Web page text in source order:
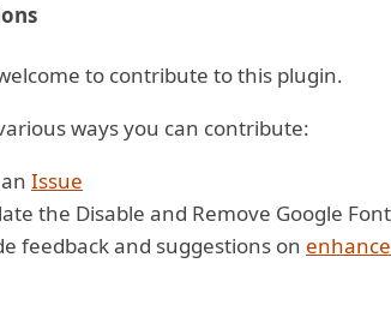
to contribute to this plugin.
ways you can contribute:
Issue
the Disable and Remove Google
feedback and suggestions on